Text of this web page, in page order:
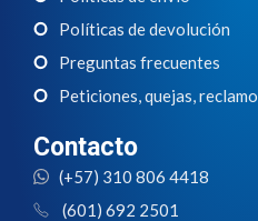
Políticas de devolución
Preguntas frecuentes
Peticiones, quejas,
Contacto
(+57) 310 806 4418
(601) 692 2501